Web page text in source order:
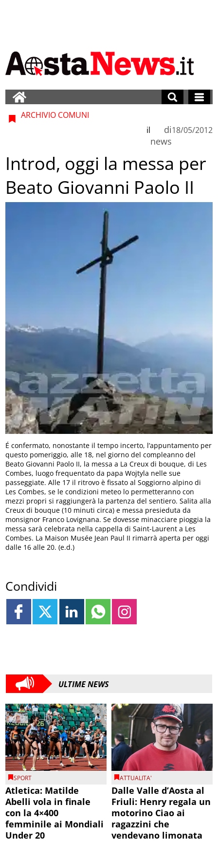
ARCHIVIO COMUNI
di
news
il 18/05/2012
Introd, oggi la messa per
Beato Giovanni Paolo II
É confermato, nonostante il tempo incerto, l’appuntamento per
questo pomeriggio, alle 18, nel giorno del compleanno del
Beato Giovanni Paolo II, la messa a La Creux di bouque, di Les
Combes, luogo frequentato da papa Wojtyla nelle sue
passeggiate. Alle 17 il ritrovo è fissato al Soggiorno alpino di
Les Combes, se le condizioni meteo lo permetteranno con
mezzi propri si raggiungerà la partenza del sentiero. Salita alla
Creux di bouque (10 minuti circa) e messa presieduta da
monsignor Franco Lovignana. Se dovesse minacciare pioggia la
messa sarà celebrata nella cappella di Saint-Laurent a Les
Combes. La Maison Musée Jean Paul II rimarrà aperta per oggi
dalle 16 alle 20. (e.d.)
Condividi
ULTIME NEWS
SPORT
Atletica: Matilde
Abelli vola in finale
con la 4×400
femminile ai Mondiali
Under 20
ATTUALITA'
Dalle Valle d’Aosta al
Friuli: Henry regala un
motorino Ciao ai
ragazzini che
vendevano limonata